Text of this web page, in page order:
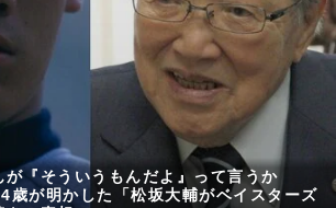
が『そういうもんだよ』って言うか
歳が明かした「松坂大輔がベイスターズ